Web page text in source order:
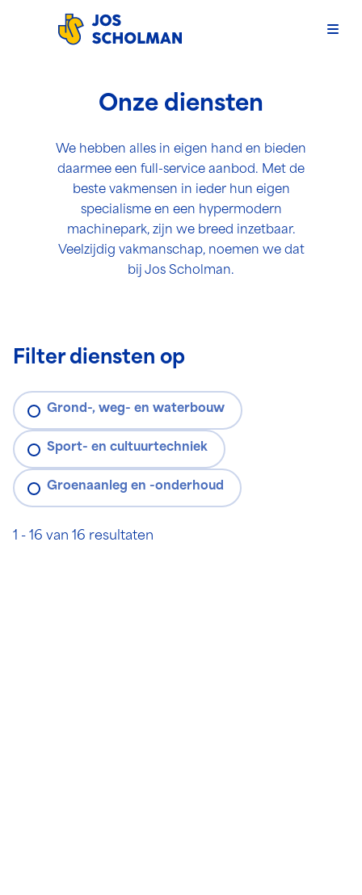
Onze diensten
We hebben alles in eigen hand en bieden
daarmee een full-service aanbod. Met de
beste vakmensen in ieder hun eigen
specialisme en een hypermodern
machinepark, zijn we breed inzetbaar.
Veelzijdig vakmanschap, noemen we dat
bij Jos Scholman.
Filter diensten op
Grond-, weg- en waterbouw
Sport- en cultuurtechniek
Groenaanleg en -onderhoud
1 - 16 van 16 resultaten